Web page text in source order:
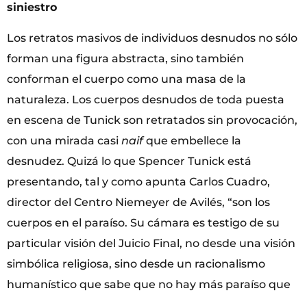
siniestro
Los retratos masivos de individuos desnudos no sólo
forman una figura abstracta, sino también
conforman el cuerpo como una masa de la
naturaleza. Los cuerpos desnudos de toda puesta
en escena de Tunick son retratados sin provocación,
con una mirada casi naifque embellece la
desnudez. Quizá lo que Spencer Tunick está
presentando, tal y como apunta Carlos Cuadro,
director del Centro Niemeyer de Avilés, “son los
cuerpos en el paraíso. Su cámara es testigo de su
particular visión del Juicio Final, no desde una visión
simbólica religiosa, sino desde un racionalismo
humanístico que sabe que no hay más paraíso que